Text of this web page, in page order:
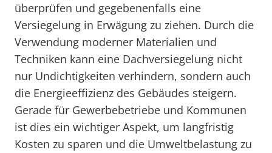
überprüfen und gegebenenfalls eine
Versiegelung in Erwägung zu ziehen. Durch die
Verwendung moderner Materialien und
Techniken kann eine Dachversiegelung nicht
nur Undichtigkeiten verhindern, sondern auch
die Energieeffizienz des Gebäudes steigern.
Gerade für Gewerbebetriebe und Kommunen
ist dies ein wichtiger Aspekt, um langfristig
Kosten zu sparen und die Umweltbelastung zu